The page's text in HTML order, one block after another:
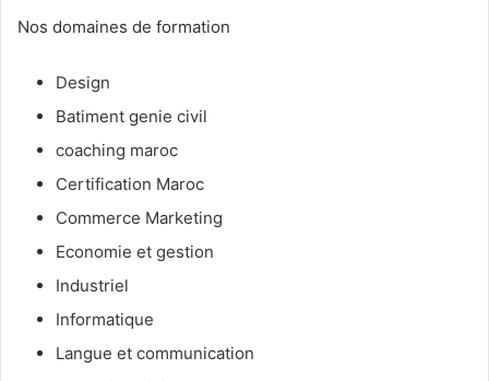
Nos domaines de formation
Design
Batiment genie civil
coaching maroc
Certification Maroc
Commerce Marketing
Economie et gestion
Industriel
Informatique
Langue et communication